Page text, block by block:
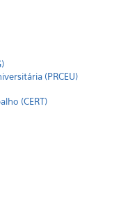
(PRCEU)
(CERT)